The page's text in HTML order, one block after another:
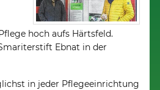
hoch aufs Härtsfeld.
Ebnat in der
in jeder Pflegeeinrichtung